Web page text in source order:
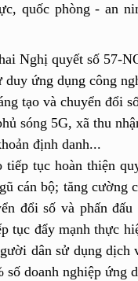
quốc phòng - an
Nghị quyết số 57-
ứng dụng công
tạo và chuyển đổi
sóng 5G, xã thu
định danh...
tục hoàn thiện
cán bộ; tăng cường
đổi số và phấn
tục đẩy mạnh thực
dân sử dụng
số doanh nghiệp ứng